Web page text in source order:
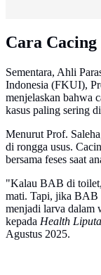
Cara
Sementara, Ahli
Indonesia (FKUI),
menjelaskan bahwa
kasus paling sering
Menurut Prof.
di rongga usus.
bersama feses saat
"Kalau BAB di toilet,
mati. Tapi, jika BAB
menjadi larva dalam
kepada Health
Agustus 2025.